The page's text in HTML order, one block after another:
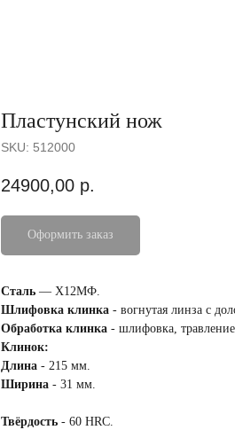
Пластунский нож
SKU: 512000
24900,00 р.
Оформить заказ
Сталь — Х12МФ.
Шлифовка клинка - вогнутая линза с
Обработка клинка - шлифовка,
Клинок:
Длина - 215 мм.
Ширина - 31 мм.
Твёрдость - 60 HRC.